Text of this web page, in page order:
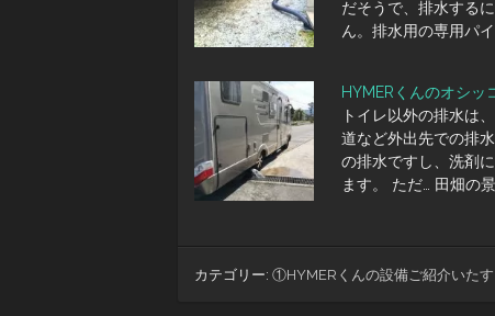
だそうで、排水する
ん。排水用の専用パ
HYMERくんのオシッ
トイレ以外の排水は
道など外出先での排
の排水ですし、洗剤
ます。 ただ… 田畑の
カテゴリー: ①HYMERくんの設備ご紹介いたす